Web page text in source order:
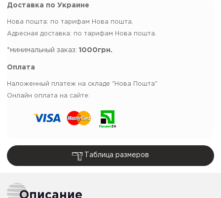
Доставка по Украине
Нова пошта: по тарифам Нова пошта.
Адресная доставка: по тарифам Нова пошта.
*минимальный заказ: 1000грн.
Оплата
Наложенный платеж на складе "Нова Пошта"
Онлайн оплата на сайте:
Таблица размеров
Описание